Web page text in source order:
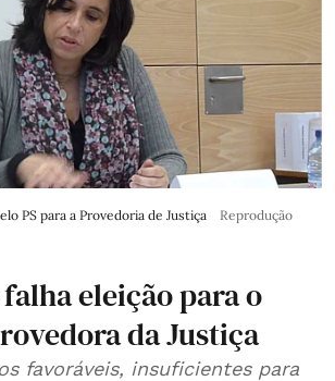
PS para a Provedoria de Justiça Reprodução
eleição para o
da Justiça
favoráveis, insuficientes para